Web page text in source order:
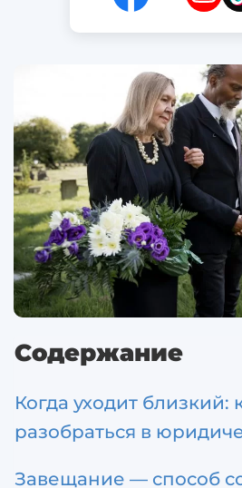
Содержание
Когда уходит близкий:
разобраться в
Завещание — способ